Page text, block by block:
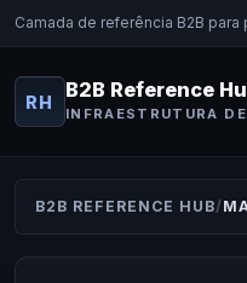
Camada de referência B2B
RH
B2B Reference
INFRAESTRUTURA
B2B REFERENCE HUB